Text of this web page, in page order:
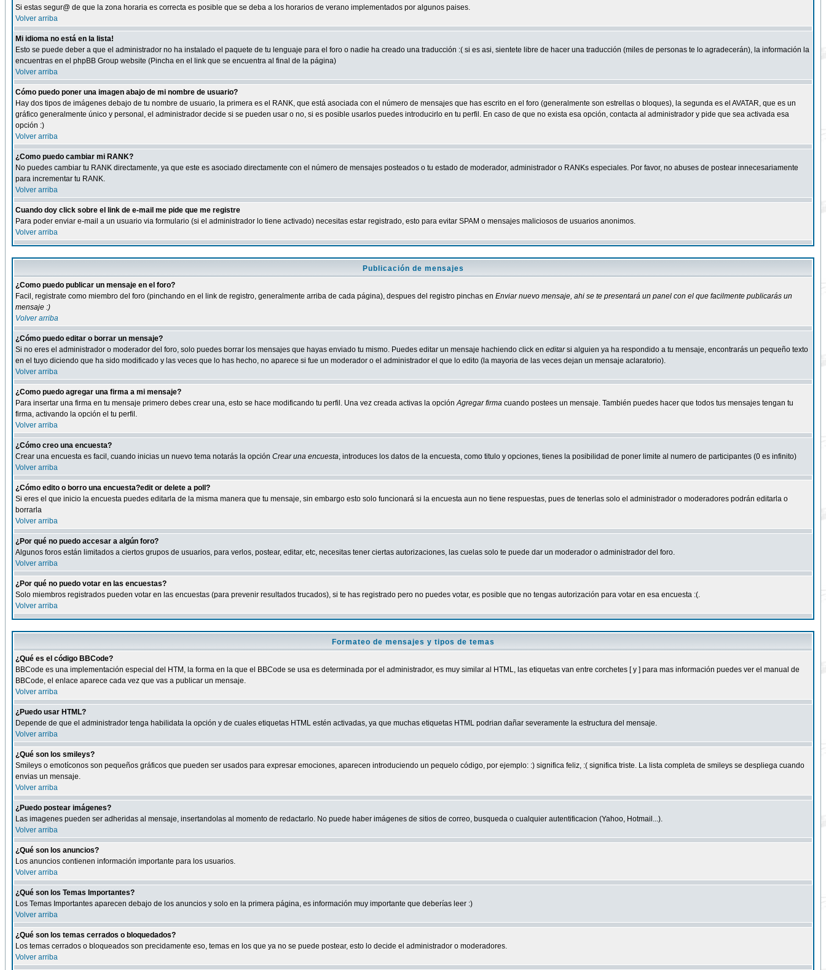
Si estas segur@ de que la zona horaria es correcta es posible que se deba a los horarios de verano implementados por algunos paises.
Volver arriba
Mi idioma no está en la lista!
Esto se puede deber a que el administrador no ha instalado el paquete de tu lenguaje para el foro o nadie ha creado una traducción :( si es asi, sientete libre de hacer una traducción (miles de personas te lo agradecerán), la información la
encuentras en el phpBB Group website (Pincha en el link que se encuentra al final de la página)
Volver arriba
Cómo puedo poner una imagen abajo de mi nombre de usuario?
Hay dos tipos de imágenes debajo de tu nombre de usuario, la primera es el RANK, que está asociada con el número de mensajes que has escrito en el foro (generalmente son estrellas o bloques), la segunda es el AVATAR, que es un
gráfico generalmente único y personal, el administrador decide si se pueden usar o no, si es posible usarlos puedes introducirlo en tu perfil. En caso de que no exista esa opción, contacta al administrador y pide que sea activada esa
opción :)
Volver arriba
¿Como puedo cambiar mi RANK?
No puedes cambiar tu RANK directamente, ya que este es asociado directamente con el número de mensajes posteados o tu estado de moderador, administrador o RANKs especiales. Por favor, no abuses de postear innecesariamente
para incrementar tu RANK.
Volver arriba
Cuando doy click sobre el link de e-mail me pide que me registre
Para poder enviar e-mail a un usuario via formulario (si el administrador lo tiene activado) necesitas estar registrado, esto para evitar SPAM o mensajes maliciosos de usuarios anonimos.
Volver arriba
Publicación de mensajes
¿Como puedo publicar un mensaje en el foro?
Facil, registrate como miembro del foro (pinchando en el link de registro, generalmente arriba de cada página), despues del registro pinchas en Enviar nuevo mensaje, ahi se te presentará un panel con el que facilmente publicarás un
mensaje :)
Volver arriba
¿Cómo puedo editar o borrar un mensaje?
Si no eres el administrador o moderador del foro, solo puedes borrar los mensajes que hayas enviado tu mismo. Puedes editar un mensaje hachiendo click en editarsi alguien ya ha respondido a tu mensaje, encontrarás un pequeño texto
en el tuyo diciendo que ha sido modificado y las veces que lo has hecho, no aparece si fue un moderador o el administrador el que lo edito (la mayoria de las veces dejan un mensaje aclaratorio).
Volver arriba
¿Como puedo agregar una firma a mi mensaje?
Para insertar una firma en tu mensaje primero debes crear una, esto se hace modificando tu perfil. Una vez creada activas la opciónAgregar firma cuando postees un mensaje. También puedes hacer que todos tus mensajes tengan tu
firma, activando la opción el tu perfil.
Volver arriba
¿Cómo creo una encuesta?
Crear una encuesta es facil, cuando inicias un nuevo tema notarás la opción Crear una encuesta, introduces los datos de la encuesta, como titulo y opciones, tienes la posibilidad de poner limite al numero de participantes (0 es infinito)
Volver arriba
¿Cómo edito o borro una encuesta?edit or delete a poll?
Si eres el que inicio la encuesta puedes editarla de la misma manera que tu mensaje, sin embargo esto solo funcionará si la encuesta aun no tiene respuestas, pues de tenerlas solo el administrador o moderadores podrán editarla o
borrarla
Volver arriba
¿Por qué no puedo accesar a algún foro?
Algunos foros están limitados a ciertos grupos de usuarios, para verlos, postear, editar, etc, necesitas tener ciertas autorizaciones, las cuelas solo te puede dar un moderador o administrador del foro.
Volver arriba
¿Por qué no puedo votar en las encuestas?
Solo miembros registrados pueden votar en las encuestas (para prevenir resultados trucados), si te has registrado pero no puedes votar, es posible que no tengas autorización para votar en esa encuesta :(.
Volver arriba
Formateo de mensajes y tipos de temas
¿Qué es el código BBCode?
BBCode es una implementación especial del HTM, la forma en la que el BBCode se usa es determinada por el administrador, es muy similar al HTML, las etiquetas van entre corchetes [ y ] para mas información puedes ver el manual de
BBCode, el enlace aparece cada vez que vas a publicar un mensaje.
Volver arriba
¿Puedo usar HTML?
Depende de que el administrador tenga habilidata la opción y de cuales etiquetas HTML estén activadas, ya que muchas etiquetas HTML podrian dañar severamente la estructura del mensaje.
Volver arriba
¿Qué son los smileys?
Smileys o emotíconos son pequeños gráficos que pueden ser usados para expresar emociones, aparecen introduciendo un pequelo código, por ejemplo: :) significa feliz, :( significa triste. La lista completa de smileys se despliega cuando
envias un mensaje.
Volver arriba
¿Puedo postear imágenes?
Las imagenes pueden ser adheridas al mensaje, insertandolas al momento de redactarlo. No puede haber imágenes de sitios de correo, busqueda o cualquier autentificacion (Yahoo, Hotmail...).
Volver arriba
¿Qué son los anuncios?
Los anuncios contienen información importante para los usuarios.
Volver arriba
¿Qué son los Temas Importantes?
Los Temas Importantes aparecen debajo de los anuncios y solo en la primera página, es información muy importante que deberías leer :)
Volver arriba
¿Qué son los temas cerrados o bloquedados?
Los temas cerrados o bloqueados son precidamente eso, temas en los que ya no se puede postear, esto lo decide el administrador o moderadores.
Volver arriba